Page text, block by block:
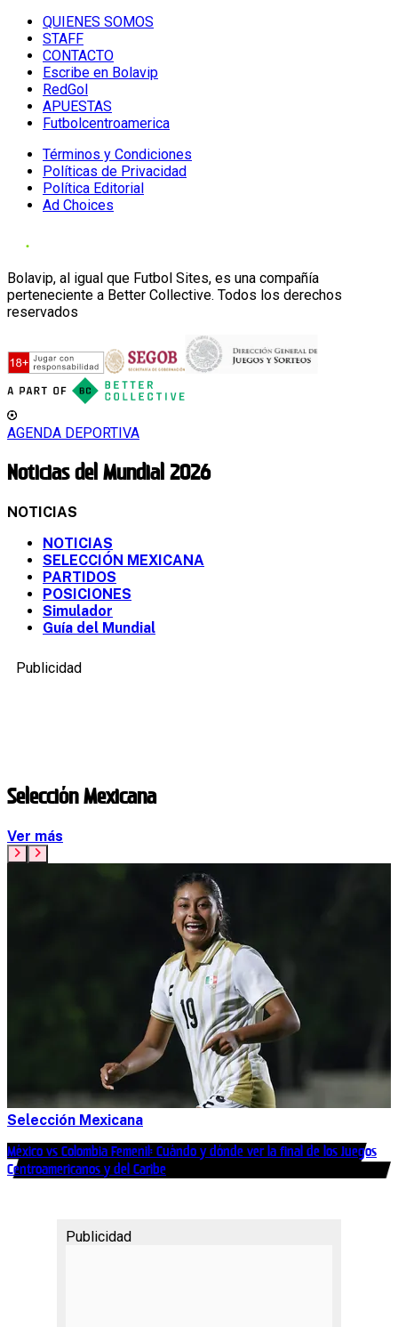
QUIENES SOMOS
STAFF
CONTACTO
Escribe en Bolavip
RedGol
APUESTAS
Futbolcentroamerica
Términos y Condiciones
Políticas de Privacidad
Política Editorial
Ad Choices
Bolavip, al igual que Futbol Sites, es una compañía
perteneciente a Better Collective. Todos los derechos
reservados
AGENDA DEPORTIVA
Noticias del Mundial 2026
NOTICIAS
NOTICIAS
SELECCIÓN MEXICANA
PARTIDOS
POSICIONES
Simulador
Guía del Mundial
Publicidad
Selección Mexicana
Ver más
Selección Mexicana
México vs Colombia Femenil: Cuándo y dónde ver la final de los Juegos
Centroamericanos y del Caribe
Publicidad